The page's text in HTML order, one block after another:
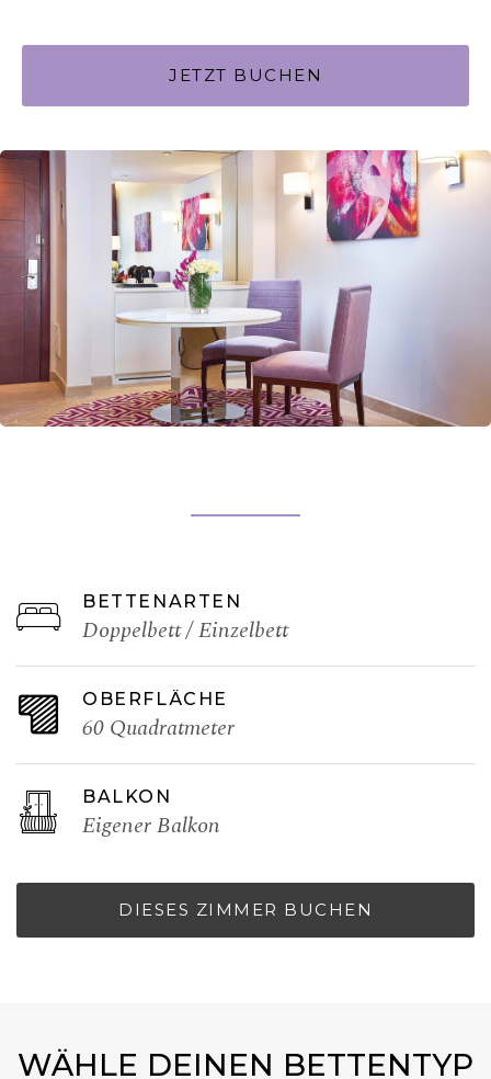
JETZT BUCHEN
BETTENARTEN
Doppelbett / Einzelbett
OBERFLÄCHE
60 Quadratmeter
BALKON
Eigener Balkon
DIESES ZIMMER BUCHEN
WÄHLE DEINEN BETTENTYP